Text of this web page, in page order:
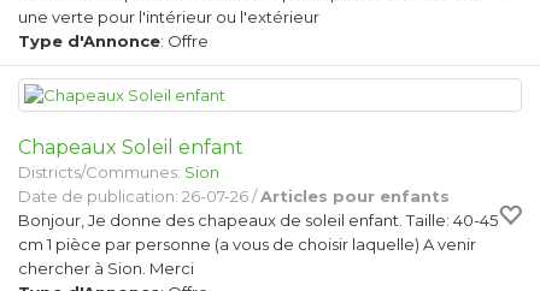
une verte pour l'intérieur ou l'extérieur
Type d'Annonce: Offre
Chapeaux Soleil enfant
Districts/Communes: Sion
Date de publication: 26-07-26 /Articles pour enfants
Bonjour, Je donne des chapeaux de soleil enfant. Taille: 40-45
cm 1 pièce par personne (a vous de choisir laquelle) A venir
chercher à Sion. Merci